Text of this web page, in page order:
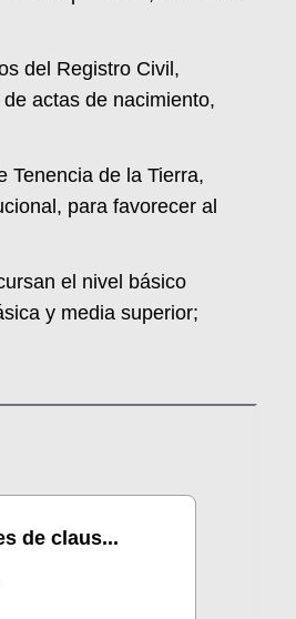
del Registro Civil,
actas de nacimiento,
Tenencia de la Tierra,
para favorecer al
el nivel básico
y media superior;
de claus...